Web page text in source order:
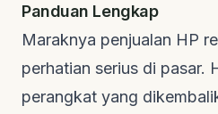
Panduan Lengkap
Maraknya penjualan HP
perhatian serius di pasar.
perangkat yang